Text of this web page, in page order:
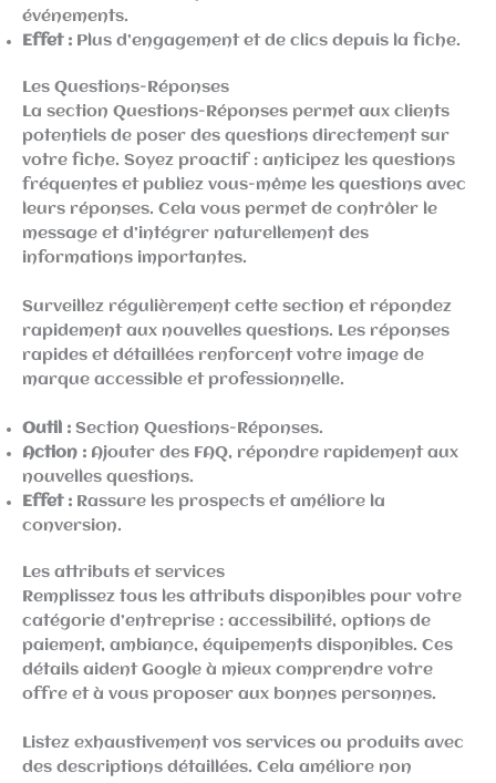
événements.
Effet : Plus d’engagement et de clics depuis la fiche.
Les Questions-Réponses
La section Questions-Réponses permet aux clients
potentiels de poser des questions directement sur
votre fiche. Soyez proactif : anticipez les questions
fréquentes et publiez vous-même les questions avec
leurs réponses. Cela vous permet de contrôler le
message et d’intégrer naturellement des
informations importantes.
Surveillez régulièrement cette section et répondez
rapidement aux nouvelles questions. Les réponses
rapides et détaillées renforcent votre image de
marque accessible et professionnelle.
Outil : Section Questions-Réponses.
Action : Ajouter des FAQ, répondre rapidement aux
nouvelles questions.
Effet : Rassure les prospects et améliore la
conversion.
Les attributs et services
Remplissez tous les attributs disponibles pour votre
catégorie d’entreprise : accessibilité, options de
paiement, ambiance, équipements disponibles. Ces
détails aident Google à mieux comprendre votre
offre et à vous proposer aux bonnes personnes.
Listez exhaustivement vos services ou produits avec
des descriptions détaillées. Cela améliore non